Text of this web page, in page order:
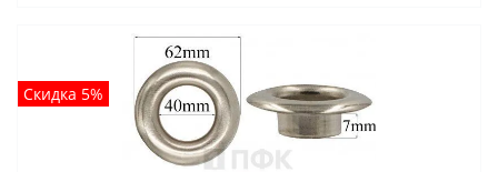
Скидка 5%